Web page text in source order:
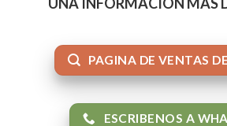
PAGINA DE VENTAS
ESCRIBENOS A